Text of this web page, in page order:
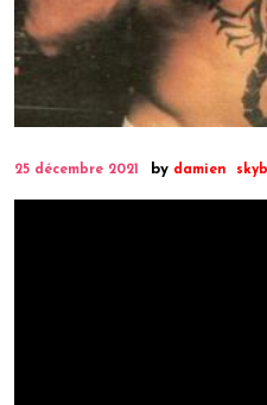
25 décembre 2021 by damien